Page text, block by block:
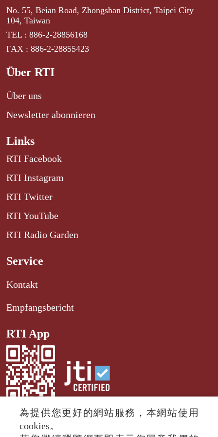
No. 55, Beian Road, Zhongshan District, Taipei City
104, Taiwan
TEL : 886-2-28856168
FAX : 886-2-28855423
Über RTI
Über uns
Newsletter abonnieren
Links
RTI Facebook
RTI Instagram
RTI Twitter
RTI YouTube
RTI Radio Garden
Service
Kontakt
Empfangsbericht
RTI App
為提供您更好的網站服務，本網站使用
cookies。